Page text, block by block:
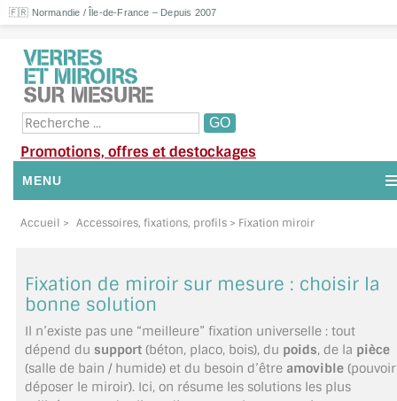
🇫🇷 Normandie / Île-de-France – Depuis 2007
Promotions, offres et destockages
MENU
NOUS CONTACTER
DEMANDE DE DEVIS
SUIVI DE DEVIS
SUIVI DE COMMANDE
Accueil > Accessoires, fixations, profils > Fixation miroir
Fixation de miroir sur mesure : choisir la
bonne solution
Il n’existe pas une “meilleure” fixation universelle : tout
dépend du support (béton, placo, bois), du poids, de la pièce
(salle de bain / humide) et du besoin d’être amovible (pouvoir
déposer le miroir). Ici, on résume les solutions les plus